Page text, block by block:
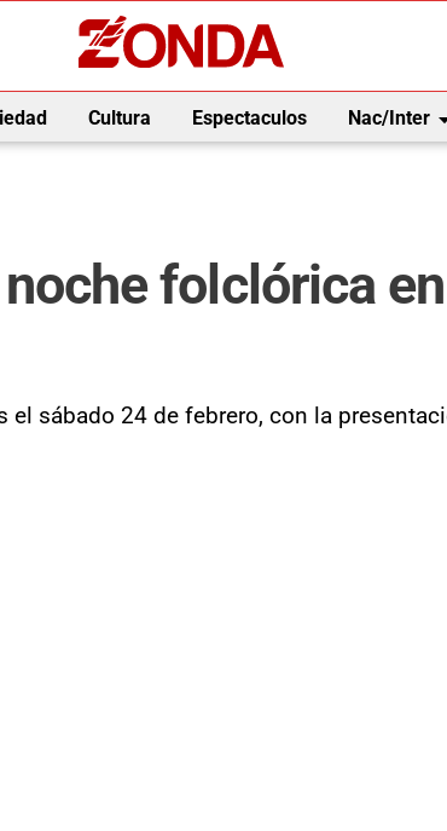
Cultura Espectaculos Nac/Inter
folclórica
sábado 24 de febrero, con la